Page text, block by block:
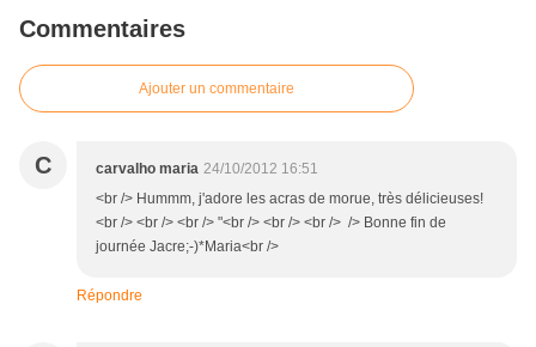
Commentaires
Ajouter un commentaire
C carvalho maria 24/10/2012 16:51
<br /> Hummm, j'adore les acras de morue, très délicieuses!
<br /> <br /> <br /> "<br /> <br /> <br /> /> Bonne fin de
journée Jacre;-)*Maria<br />
Répondre